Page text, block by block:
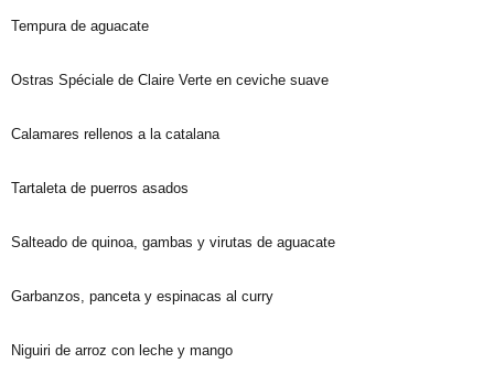
Tempura de aguacate
Ostras Spéciale de Claire Verte en ceviche suave
Calamares rellenos a la catalana
Tartaleta de puerros asados
Salteado de quinoa, gambas y virutas de aguacate
Garbanzos, panceta y espinacas al curry
Niguiri de arroz con leche y mango